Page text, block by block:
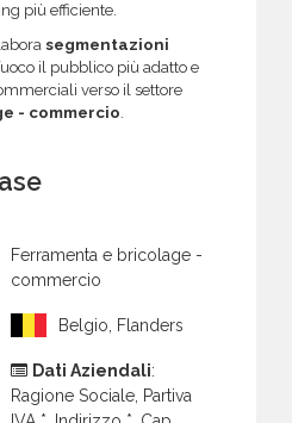
più efficiente.
segmentazioni
il pubblico più adatto e
verso il settore
- commercio.
Ferramenta e bricolage -
commercio
Belgio, Flanders
Dati Aziendali:
Ragione Sociale, Partiva